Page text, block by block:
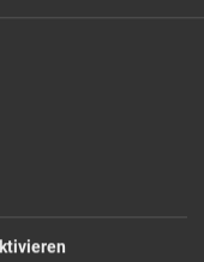
China und
als aromatisches